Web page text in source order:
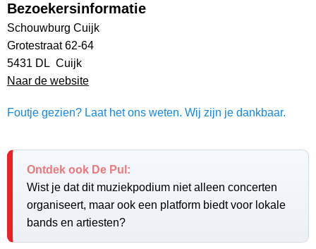
Bezoekersinformatie
Schouwburg Cuijk
Grotestraat 62-64
5431 DL Cuijk
Naar de website
Foutje gezien? Laat het ons weten. Wij zijn je dankbaar.
Ontdek ook De Pul:
Wist je dat dit muziekpodium niet alleen concerten
organiseert, maar ook een platform biedt voor lokale
bands en artiesten?